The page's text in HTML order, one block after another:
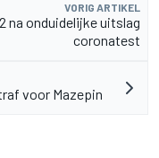
VORIG ARTIKEL
na onduidelijke uitslag
coronatest
voor Mazepin